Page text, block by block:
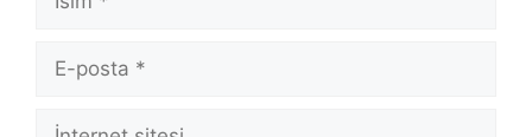
posta
İnternet